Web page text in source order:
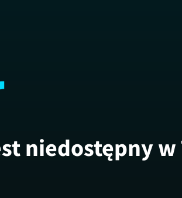
niedostępny